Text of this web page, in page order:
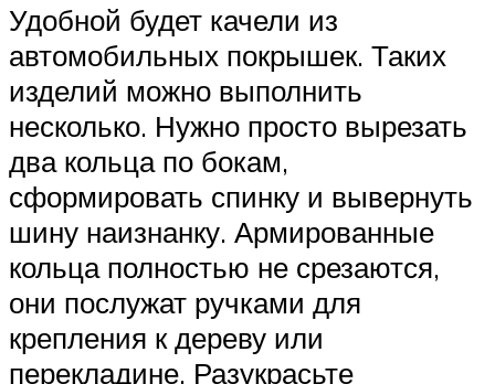
Удобной будет качели из
автомобильных покрышек. Таких
изделий можно выполнить
несколько. Нужно просто вырезать
два кольца по бокам,
сформировать спинку и вывернуть
шину наизнанку. Армированные
кольца полностью не срезаются,
они послужат ручками для
крепления к дереву или
перекладине. Разукрасьте